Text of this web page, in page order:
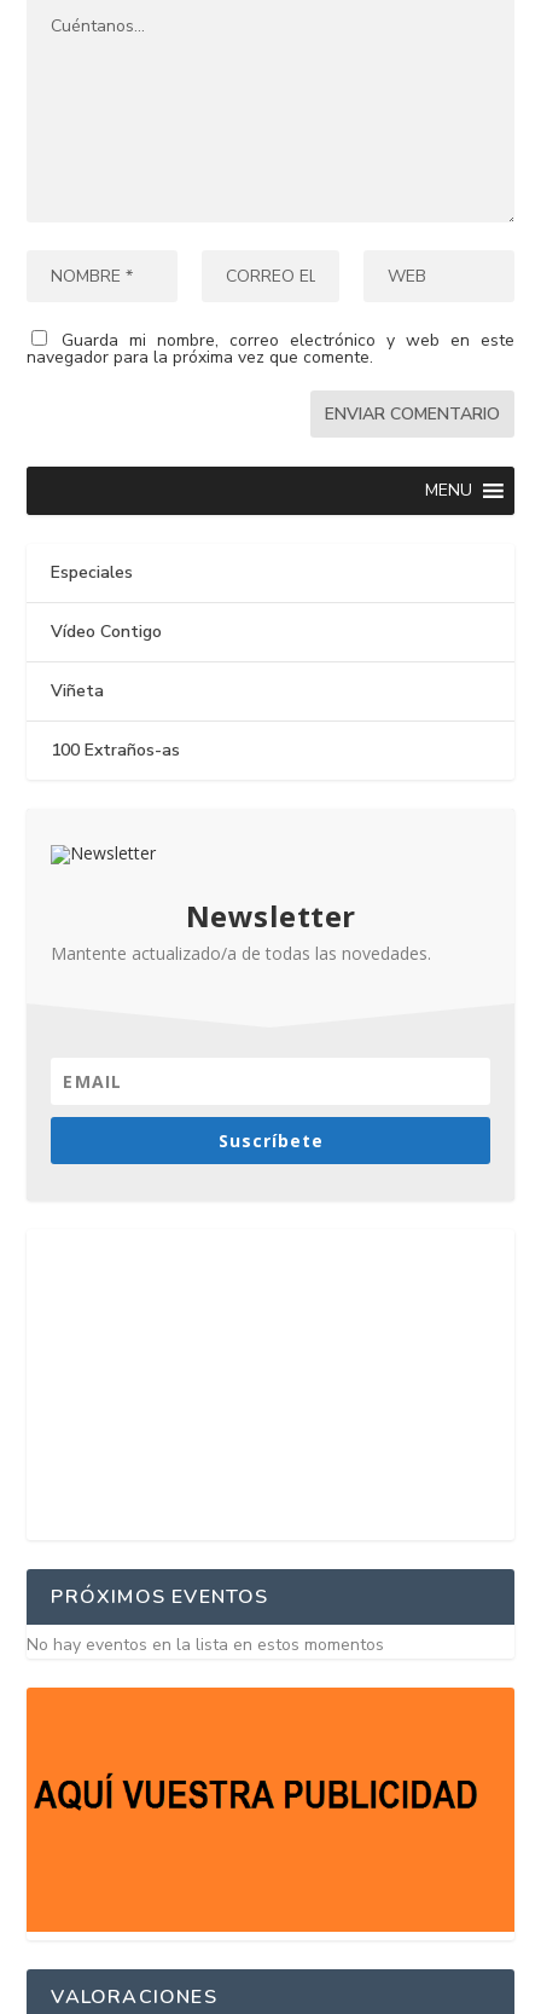
Guarda mi nombre, correo electrónico y web en este
navegador para la próxima vez que comente.
MENU
Especiales
Vídeo Contigo
Viñeta
100 Extraños-as
Newsletter
Mantente actualizado/a de todas las novedades.
Suscríbete
PRÓXIMOS EVENTOS
No hay eventos en la lista en estos momentos
VALORACIONES